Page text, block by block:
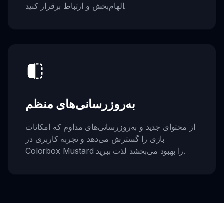
الهام‌بخش و ارتباط برقرار کنید.
به‌روزرسانی‌های منظم
از محتوای جدید و به‌روزرسانی‌های مداوم که امکانات
بازی را گسترش می‌دهد و تجربه کاربری در
Colorbox Mustard را بهبود می‌بخشد لذت ببرید.